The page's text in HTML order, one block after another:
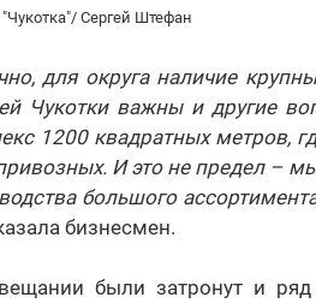
Сергей Штефан
для округа наличие
Чукотки важны и другие
1200 квадратных метров,
И это не предел –
большого
бизнесмен.
были затронут и